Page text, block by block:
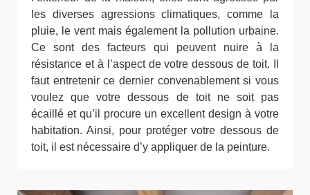
les diverses agressions climatiques, comme la
pluie, le vent mais également la pollution urbaine.
Ce sont des facteurs qui peuvent nuire à la
résistance et à l’aspect de votre dessous de toit. Il
faut entretenir ce dernier convenablement si vous
voulez que votre dessous de toit ne soit pas
écaillé et qu’il procure un excellent design à votre
habitation. Ainsi, pour protéger votre dessous de
toit, il est nécessaire d’y appliquer de la peinture.